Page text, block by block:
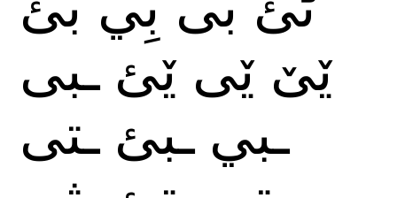
ێێ ێی ێئ ـبى
ـبي ـبئ ـتى